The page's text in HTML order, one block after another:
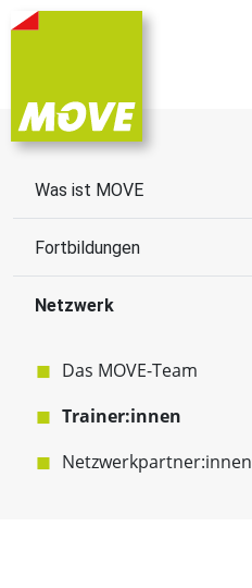
Was ist MOVE
Fortbildungen
Netzwerk
Das MOVE-Team
Trainer:innen
Netzwerkpartner:innen